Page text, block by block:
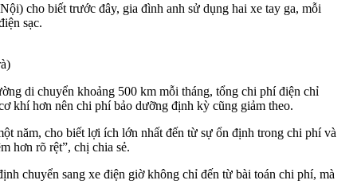
cho biết trước đây, gia đình anh sử dụng hai xe tay ga, mỗi
sạc.
di chuyển khoảng 500 km mỗi tháng, tổng chi phí điện chỉ
khí hơn nên chi phí bảo dưỡng định kỳ cũng giảm theo.
năm, cho biết lợi ích lớn nhất đến từ sự ổn định trong chi phí và
hơn rõ rệt”, chị chia sẻ.
chuyển sang xe điện giờ không chỉ đến từ bài toán chi phí, mà